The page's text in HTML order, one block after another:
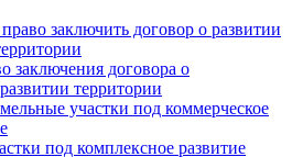
заключить договор о развитии
заключения договора о
территории
участки под коммерческое
под комплексное развитие